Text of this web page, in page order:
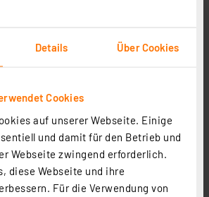
Details Über Cookies
Cookies
auf unserer Webseite. Einige
und damit für den Betrieb und
Webseite zwingend erforderlich.
diese Webseite und ihre
Für die Verwendung von
13.50 CHF
inkl. MwSt.
Informationen zu Versandkosten